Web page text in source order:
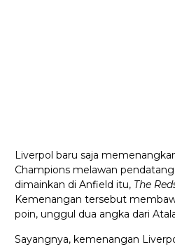
Liverpol baru saja
Champions melawan
dimainkan di Anfield itu, The
Kemenangan tersebut
poin, unggul dua angka dari
Sayangnya, kemenangan